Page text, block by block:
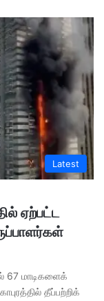
Latest
ஏற்பட்ட
67 மாடிகளைக்
தீப்பற்றிக்